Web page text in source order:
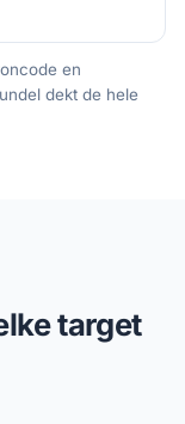
en
dekt de hele
target